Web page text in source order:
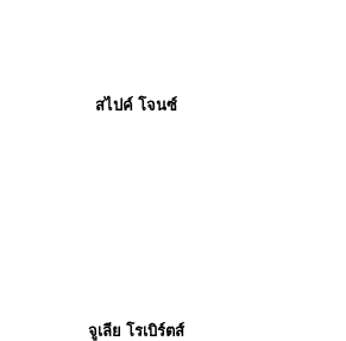
สไปค์ โจนซ์
จูเลีย โรเบิร์ตส์